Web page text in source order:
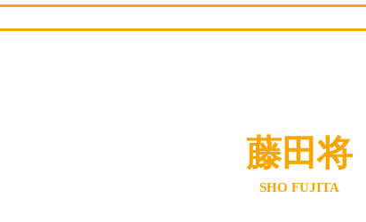
藤田将
SHO FUJITA